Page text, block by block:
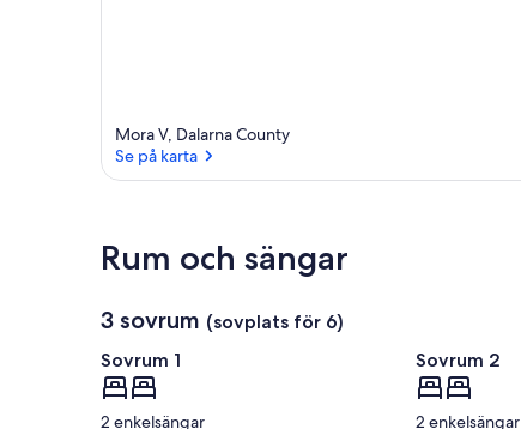
Mora V, Dalarna County
Se på karta
Rum och sängar
3 sovrum (sovplats för 6)
Sovrum 1
2 enkelsängar
Sovrum 2
2 enkelsängar